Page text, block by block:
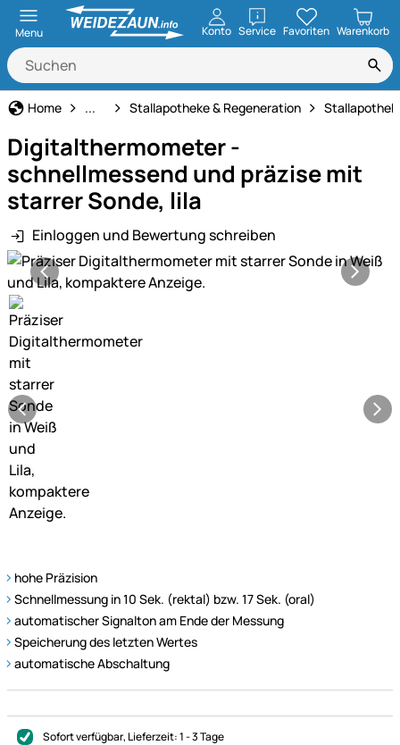
Menu Konto ServiceöffnenFavoriten Warenkorb
Home Pferdepflege
... Stallapotheke & Regeneration
Digitalthermometer -
schnellmessend und präzise mit
starrer Sonde, lila
Einloggen und Bewertung schreiben
Produktgalerie
hohe Präzision
Schnellmessung in 10 Sek. (rektal) bzw. 17 Sek. (oral)
automatischer Signalton am Ende der Messung
Speicherung des letzten Wertes
automatische Abschaltung
Sofort verfügbar, Lieferzeit:1 - 3 Tage